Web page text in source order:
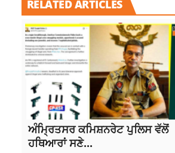
RELATED ARTICLES
ਅੰਮ੍ਰਿਤਸਰ ਕਮਿਸ਼ਨਰੇਟ ਪੁਲਿਸ ਵੱਲੋਂ
ਹਥਿਆਰਾਂ ਸਣੇ...